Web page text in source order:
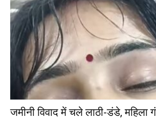
जमीनी विवाद में चले लाठी-डंडे, महिला